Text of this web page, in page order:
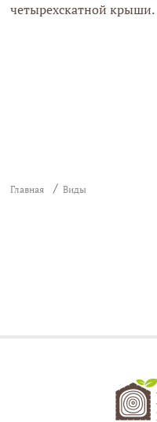
четырехскатной крыши.
Главная Виды